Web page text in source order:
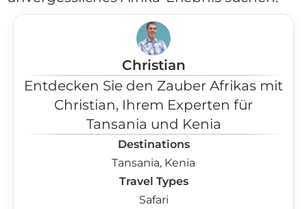
Christian
Entdecken Sie den Zauber Afrikas mit
Christian, Ihrem Experten für
Tansania und Kenia
Destinations
Tansania, Kenia
Travel Types
Safari